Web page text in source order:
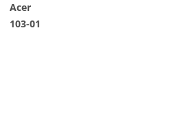
Acer
103-01